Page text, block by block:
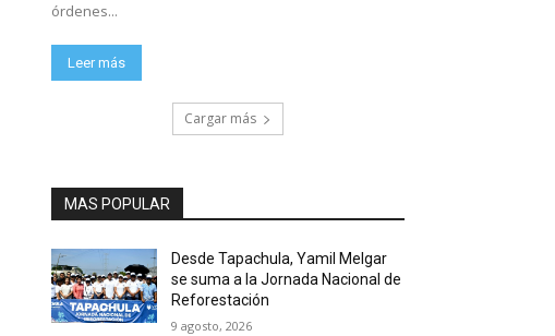
órdenes...
Leer más
Cargar más
MAS POPULAR
Desde Tapachula, Yamil Melgar
se suma a la Jornada Nacional de
Reforestación
9 agosto, 2026